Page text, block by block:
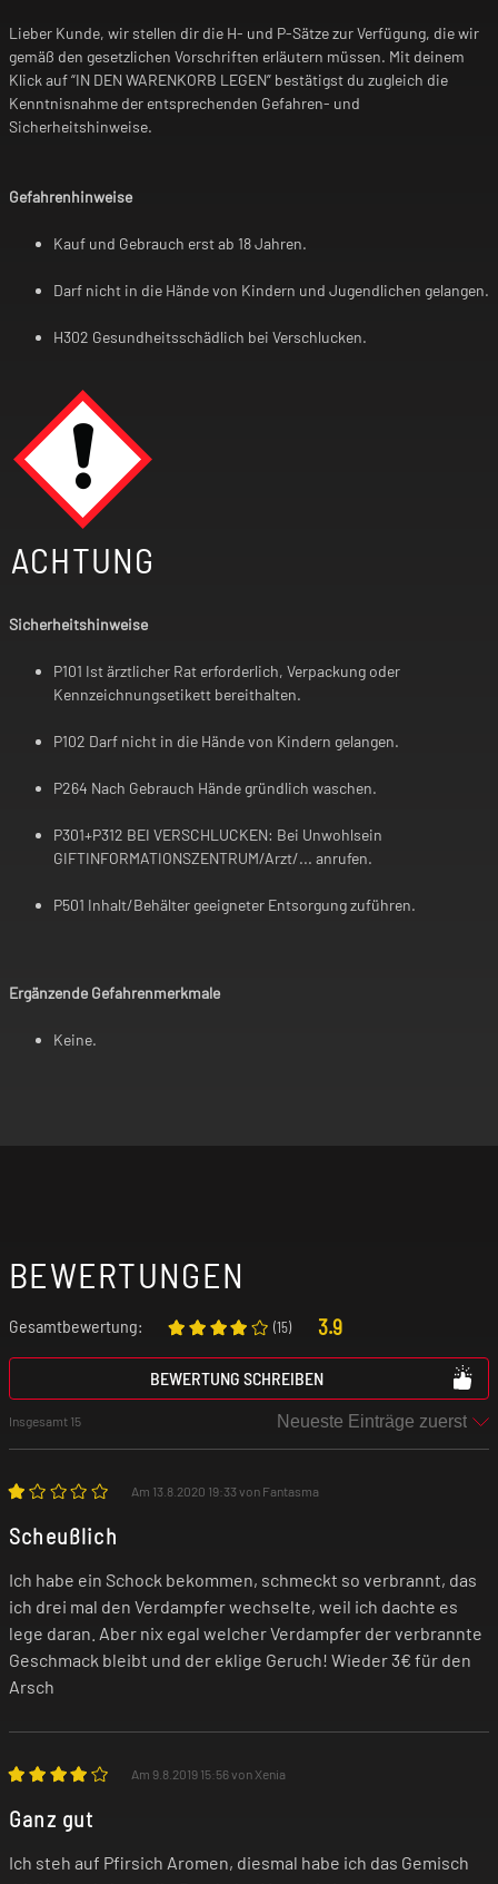
Lieber Kunde, wir stellen dir die H- und P-Sätze zur Verfügung, die wir
gemäß den gesetzlichen Vorschriften erläutern müssen. Mit deinem
Klick auf “IN DEN WARENKORB LEGEN” bestätigst du zugleich die
Kenntnisnahme der entsprechenden Gefahren- und
Sicherheitshinweise.
Gefahrenhinweise
Kauf und Gebrauch erst ab 18 Jahren.
Darf nicht in die Hände von Kindern und Jugendlichen gelangen.
H302 Gesundheitsschädlich bei Verschlucken.
ACHTUNG
Sicherheitshinweise
P101 Ist ärztlicher Rat erforderlich, Verpackung oder
Kennzeichnungsetikett bereithalten.
P102 Darf nicht in die Hände von Kindern gelangen.
P264 Nach Gebrauch Hände gründlich waschen.
P301+P312 BEI VERSCHLUCKEN: Bei Unwohlsein
GIFTINFORMATIONSZENTRUM/Arzt/... anrufen.
P501 Inhalt/Behälter geeigneter Entsorgung zuführen.
Ergänzende Gefahrenmerkmale
Keine.
BEWERTUNGEN
Gesamtbewertung: (15) 3.9
BEWERTUNG SCHREIBEN
Insgesamt 15
Am 13.8.2020 19:33 von Fantasma
Scheußlich
Ich habe ein Schock bekommen, schmeckt so verbrannt, das
ich drei mal den Verdampfer wechselte, weil ich dachte es
lege daran. Aber nix egal welcher Verdampfer der verbrannte
Geschmack bleibt und der eklige Geruch! Wieder 3€ für den
Arsch
Am 9.8.2019 15:56 von Xenia
Ganz gut
Ich steh auf Pfirsich Aromen, diesmal habe ich das Gemisch